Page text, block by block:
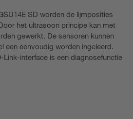
SD worden de lijmposities
het ultrasoon principe kan met
gewerkt. De sensoren kunnen
een eenvoudig worden ingeleerd.
Link-interface is een diagnosefunctie